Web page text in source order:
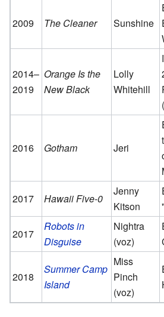
2009 The Cleaner Sunshine
2014–
2019
Orange Is the
New Black
Lolly
Whitehill
2016 Gotham Jeri
2017
Hawaii Five-0
Jenny
Kitson
2017
Robots in
Disguise
Nightra
(voz)
2018
Summer Camp
Island
Miss
Pinch
(voz)